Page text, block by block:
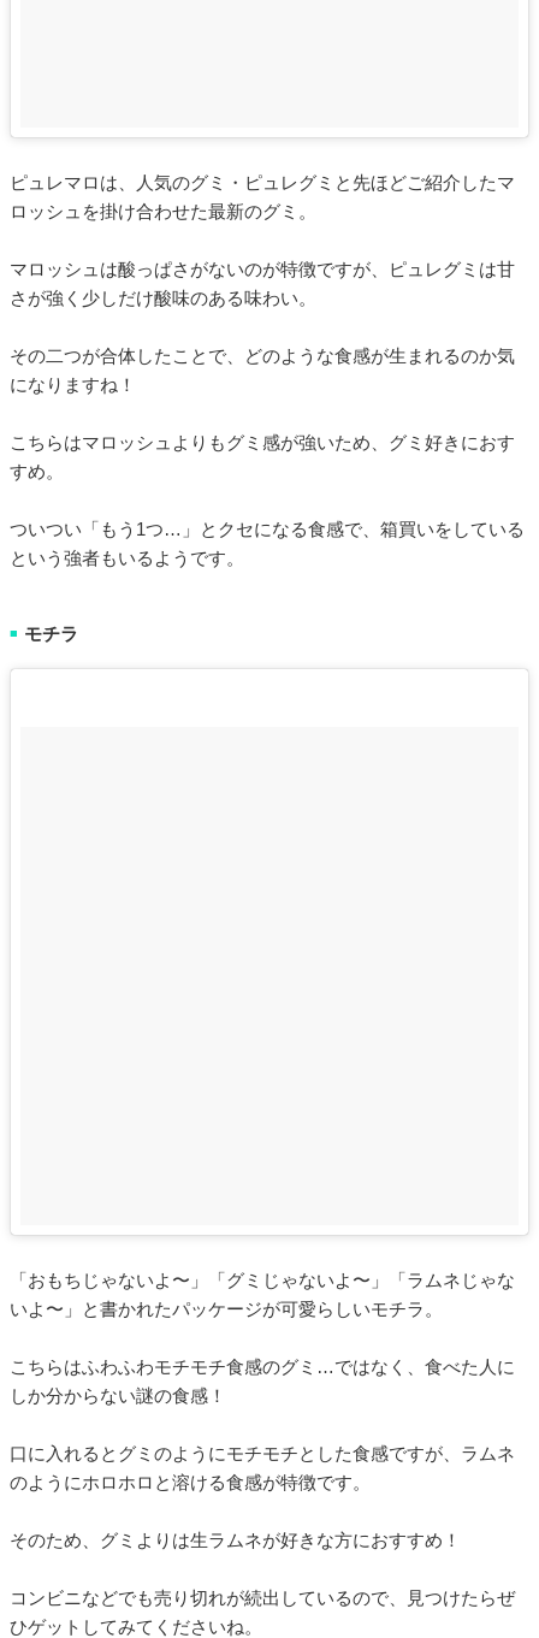
ピュレマロは、人気のグミ・ピュレグミと先ほどご紹介したマ
ロッシュを掛け合わせた最新のグミ。
マロッシュは酸っぱさがないのが特徴ですが、ピュレグミは甘
さが強く少しだけ酸味のある味わい。
その二つが合体したことで、どのような食感が生まれるのか気
になりますね！
こちらはマロッシュよりもグミ感が強いため、グミ好きにおす
すめ。
ついつい「もう1つ…」とクセになる食感で、箱買いをしている
という強者もいるようです。
■ モチラ
「おもちじゃないよ〜」「グミじゃないよ〜」「ラムネじゃな
いよ〜」と書かれたパッケージが可愛らしいモチラ。
こちらはふわふわモチモチ食感のグミ…ではなく、食べた人に
しか分からない謎の食感！
口に入れるとグミのようにモチモチとした食感ですが、ラムネ
のようにホロホロと溶ける食感が特徴です。
そのため、グミよりは生ラムネが好きな方におすすめ！
コンビニなどでも売り切れが続出しているので、見つけたらぜ
ひゲットしてみてくださいね。